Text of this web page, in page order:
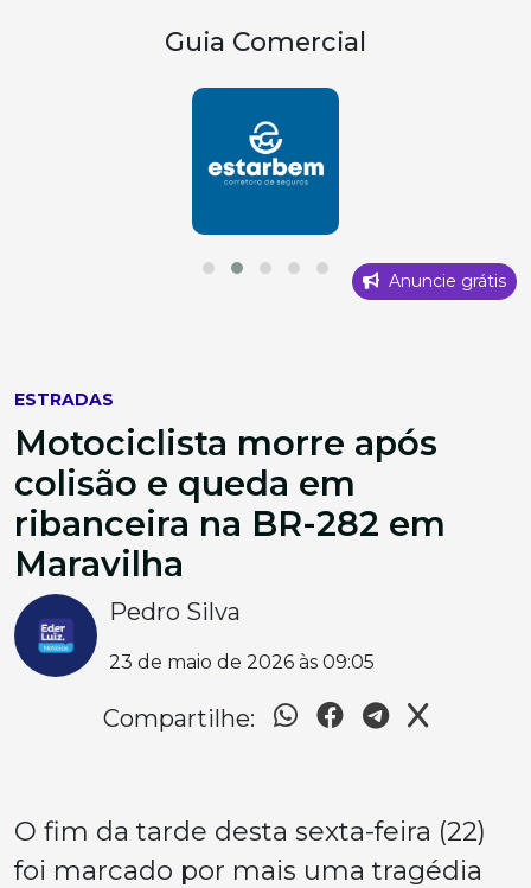
Guia Comercial
Anuncie grátis
ESTRADAS
Motociclista morre após
colisão e queda em
ribanceira na BR-282 em
Maravilha
Pedro Silva
23 de maio de 2026 às 09:05
Compartilhe:
O fim da tarde desta sexta-feira (22)
foi marcado por mais uma tragédia